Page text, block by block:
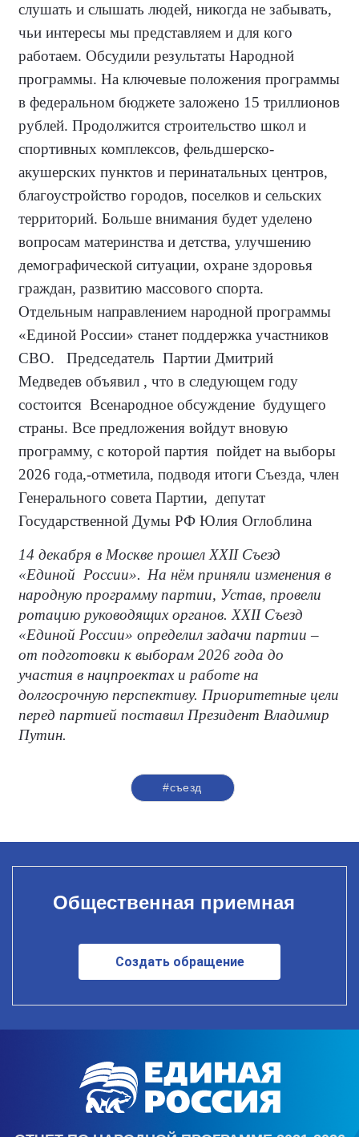
слушать и слышать людей, никогда не забывать,
чьи интересы мы представляем и для кого
работаем. Обсудили результаты Народной
программы. На ключевые положения программы
в федеральном бюджете заложено 15 триллионов
рублей. Продолжится строительство школ и
спортивных комплексов, фельдшерско-
акушерских пунктов и перинатальных центров,
благоустройство городов, поселков и сельских
территорий. Больше внимания будет уделено
вопросам материнства и детства, улучшению
демографической ситуации, охране здоровья
граждан, развитию массового спорта.
Отдельным направлением народной программы
«Единой России» станет поддержка участников
СВО. Председатель Партии Дмитрий
Медведев объявил , что в следующем году
состоится Всенародное обсуждение будущего
страны. Все предложения войдут вновую
программу, с которой партия пойдет на выборы
2026 года,-отметила, подводя итоги Съезда, член
Генерального совета Партии, депутат
Государственной Думы РФ Юлия Оглоблина
14 декабря в Москве прошел XXII Съезд
«Единой России». На нём приняли изменения в
народную программу партии, Устав, провели
ротацию руководящих органов. XXII Съезд
«Единой России» определил задачи партии –
от подготовки к выборам 2026 года до
участия в нацпроектах и работе на
долгосрочную перспективу. Приоритетные цели
перед партией поставил Президент Владимир
Путин.
#съезд
Общественная приемная
Создать обращение